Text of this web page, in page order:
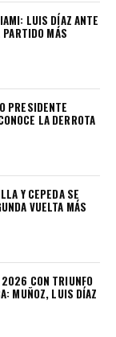
LUIS DÍAZ ANTE
PARTIDO MÁS
PRESIDENTE
LA DERROTA
Y CEPEDA SE
VUELTA MÁS
2026 CON TRIUNFO
MUÑOZ, LUIS DÍAZ